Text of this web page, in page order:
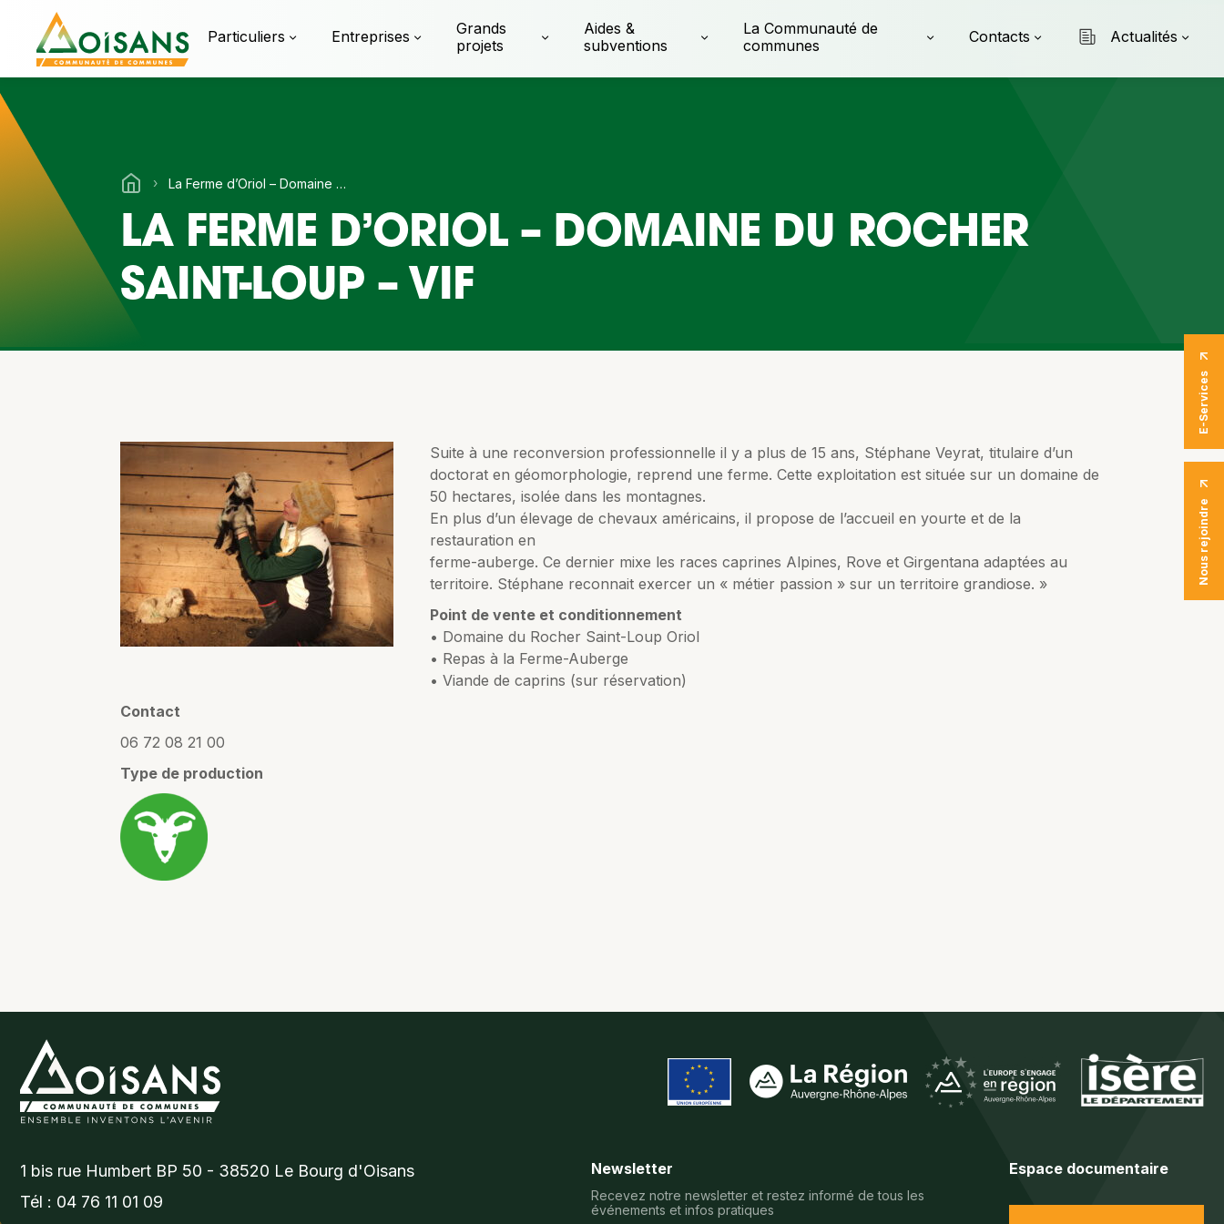
Particuliers Entreprises
Grands
projets
Aides &
subventions
La Communauté de
communes
Contacts Actualités
E-Services
Nous rejoindre
› La Ferme d’Oriol – Domaine du Rocher Saint-Loup – Vif
LA FERME D’ORIOL – DOMAINE DU ROCHER
SAINT-LOUP – VIF
Suite à une reconversion professionnelle il y a plus de 15 ans, Stéphane Veyrat, titulaire d’un
doctorat en géomorphologie, reprend une ferme. Cette exploitation est située sur un domaine de
50 hectares, isolée dans les montagnes.
En plus d’un élevage de chevaux américains, il propose de l’accueil en yourte et de la
restauration en
ferme-auberge. Ce dernier mixe les races caprines Alpines, Rove et Girgentana adaptées au
territoire. Stéphane reconnait exercer un « métier passion » sur un territoire grandiose. »
Point de vente et conditionnement
• Domaine du Rocher Saint-Loup Oriol
• Repas à la Ferme-Auberge
• Viande de caprins (sur réservation)
Contact
06 72 08 21 00
Type de production
1 bis rue Humbert BP 50 - 38520 Le Bourg d'Oisans
Tél : 04 76 11 01 09
Newsletter
Recevez notre newsletter et restez informé de tous les
événements et infos pratiques
Espace documentaire